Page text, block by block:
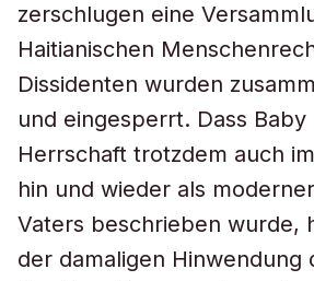
zerschlugen eine
Haitianischen
Dissidenten wurden
und eingesperrt. Dass Baby
Herrschaft trotzdem auch
hin und wieder als
Vaters beschrieben wurde,
der damaligen Hinwendung